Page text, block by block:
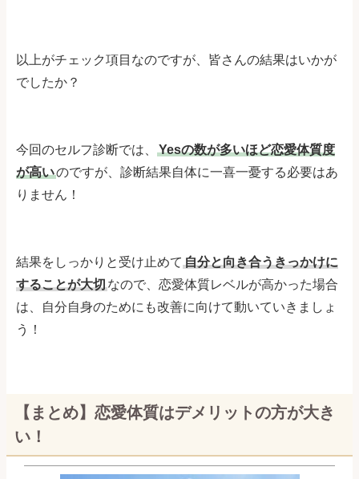
以上がチェック項目なのですが、皆さんの結果はいかが
でしたか？
今回のセルフ診断では、
Yesの数が多いほど恋愛体質度
が高いのですが、診断結果自体に一喜一憂する必要はあ
りません！
結果をしっかりと受け止めて 自分と向き合うきっかけに
することが大切なので、恋愛体質レベルが高かった場合
は、自分自身のためにも改善に向けて動いていきましょ
う！
【まとめ】恋愛体質はデメリットの方が大き
い！